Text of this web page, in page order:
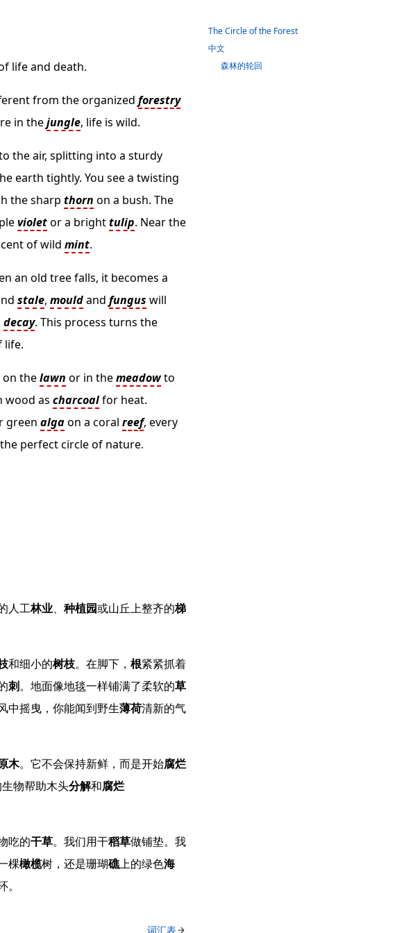
life and death.
from the organized forestry
in thejungle, life is wild.
the air, splitting into a sturdy
earth tightly. You see a twisting
the sharp thorn on a bush. The
violetor a brighttulip. Near the
of wild mint.
an old tree falls, it becomes a
stale, mouldand fungus will
decay. This process turns the
life.
on thelawn or in themeadowto
wood as charcoalfor heat.
green algaon a coral reef, every
perfect circle of nature.
人工林业、 种植园或山丘上整齐的梯
和细小的树枝。在脚下， 根紧紧抓着
刺。地面像地毯一样铺满了柔软的草
中摇曳，你能闻到野生薄荷清新的气
木。它不会保持新鲜，而是开始腐烂
物帮助木头分解和腐烂
吃的干草。我们用干稻草做铺垫。我
棵橄榄树，还是珊瑚礁上的绿色海
词汇表
The Circle of the Forest
中文
森林的轮回